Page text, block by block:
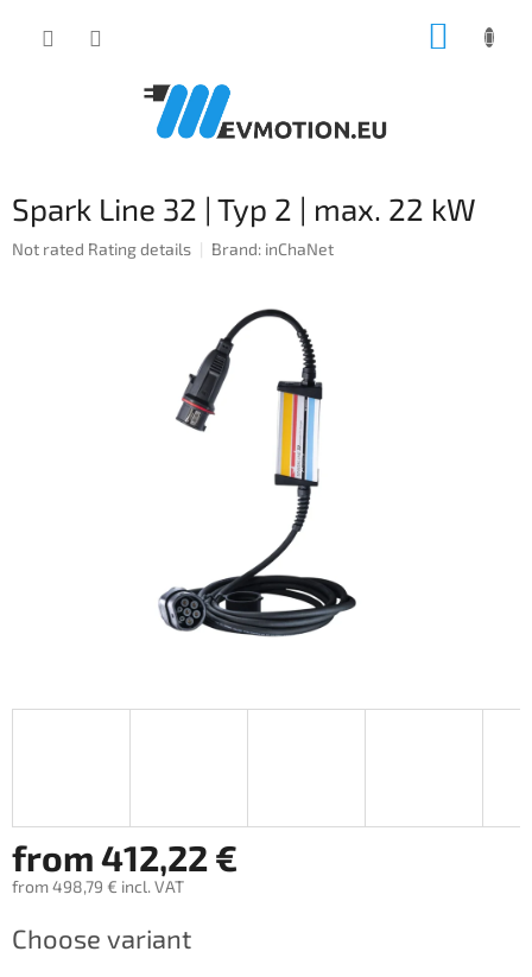
Spark Line 32 | Typ 2 | max. 22 kW
The
Not rated Rating details Brand: inChaNet
from412,22 €
from498,79 € incl. VAT
price:
Choose variant